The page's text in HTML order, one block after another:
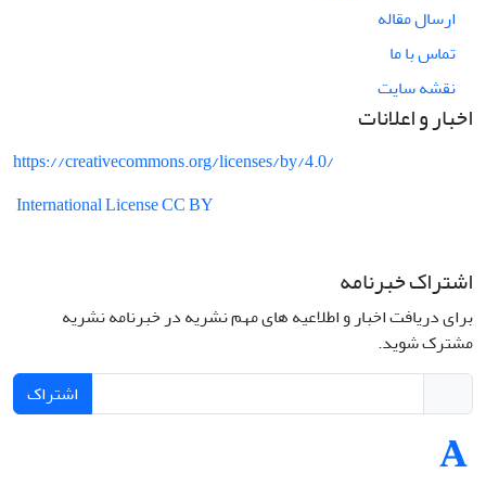
ارسال مقاله
تماس با ما
نقشه سایت
اخبار و اعلانات
https://creativecommons.org/licenses/by/4.0/
International License CC BY
اشتراک خبرنامه
برای دریافت اخبار و اطلاعیه های مهم نشریه در خبرنامه نشریه
مشترک شوید.
اشتراک